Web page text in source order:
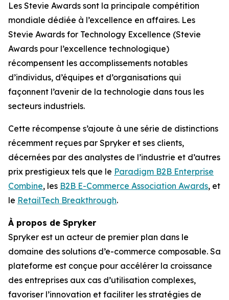
Les Stevie Awards sont la principale compétition
mondiale dédiée à l’excellence en affaires. Les
Stevie Awards for Technology Excellence (Stevie
Awards pour l’excellence technologique)
récompensent les accomplissements notables
d’individus, d’équipes et d’organisations qui
façonnent l’avenir de la technologie dans tous les
secteurs industriels.
Cette récompense s’ajoute à une série de distinctions
récemment reçues par Spryker et ses clients,
décernées par des analystes de l’industrie et d’autres
prix prestigieux tels que le Paradigm B2B Enterprise
Combine, les B2B E-Commerce Association Awards, et
le RetailTech Breakthrough.
À propos de Spryker
Spryker est un acteur de premier plan dans le
domaine des solutions d’e-commerce composable. Sa
plateforme est conçue pour accélérer la croissance
des entreprises aux cas d’utilisation complexes,
favoriser l’innovation et faciliter les stratégies de